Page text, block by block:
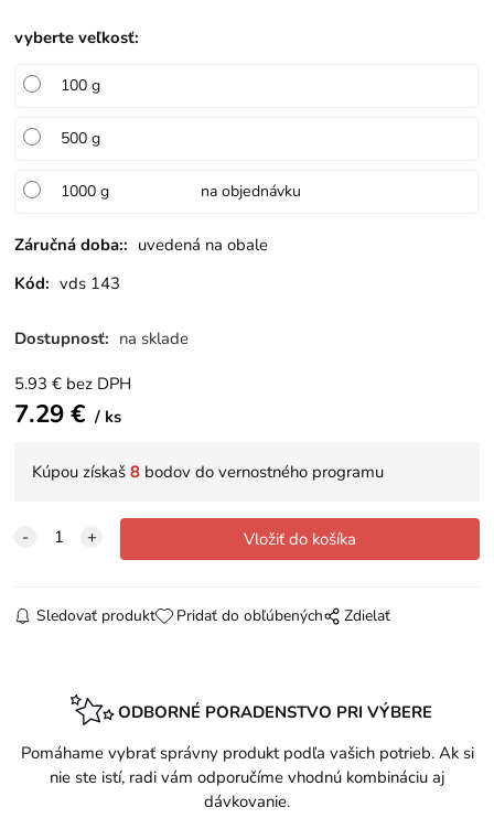
vyberte veľkosť:
100 g
500 g
1000 g na objednávku
Záručná doba:: uvedená na obale
Kód: vds 143
Dostupnosť: na sklade
5.93 € bez DPH
7.29€ ks
Kúpou získaš8 bodov do vernostného programu
Sledovať produkt Pridať do obľúbených Zdielať
ODBORNÉ PORADENSTVO PRI VÝBERE
Pomáhame vybrať správny produkt podľa vašich potrieb. Ak si
nie ste istí, radi vám odporučíme vhodnú kombináciu aj
dávkovanie.